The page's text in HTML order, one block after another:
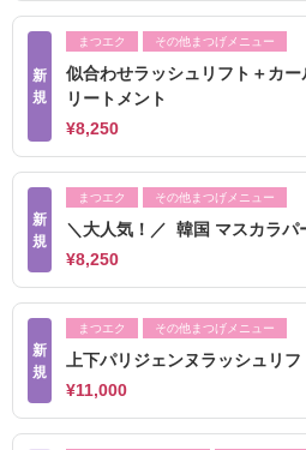
新
規
まつエク その他まつげメニュー
似合わせラッシュリフト＋カ
リートメント
¥8,250
新
規
まつエク その他まつげメニュー
＼大人気！／ 韓国 マスカラパ
¥8,250
新
規
まつエク その他まつげメニュー
上下パリジェンヌラッシュリフ
¥11,000